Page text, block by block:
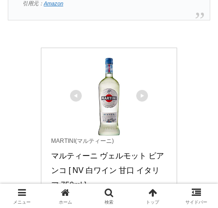
引用元：Amazon
MARTINI(マルティーニ)
マルティーニ ヴェルモット ビア
ンコ [ NV 白ワイン 甘口 イタリ
ア 750ml ]
11358
メニュー ホーム 検索 トップ サイドバー